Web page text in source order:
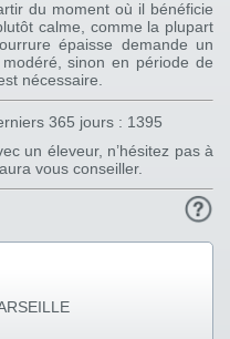
du moment où il bénéficie
calme, comme la plupart
épaisse demande un
sinon en période de
nécessaire.
365 jours : 1395
un éleveur, n’hésitez pas à
vous conseiller.